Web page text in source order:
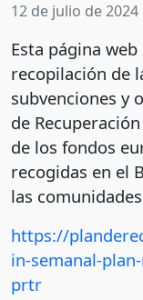
12 de julio de 2024
Esta página
recopilación de
subvenciones y
de
de los fondos
recogidas en el
las
https://
in-semanal-
prtr